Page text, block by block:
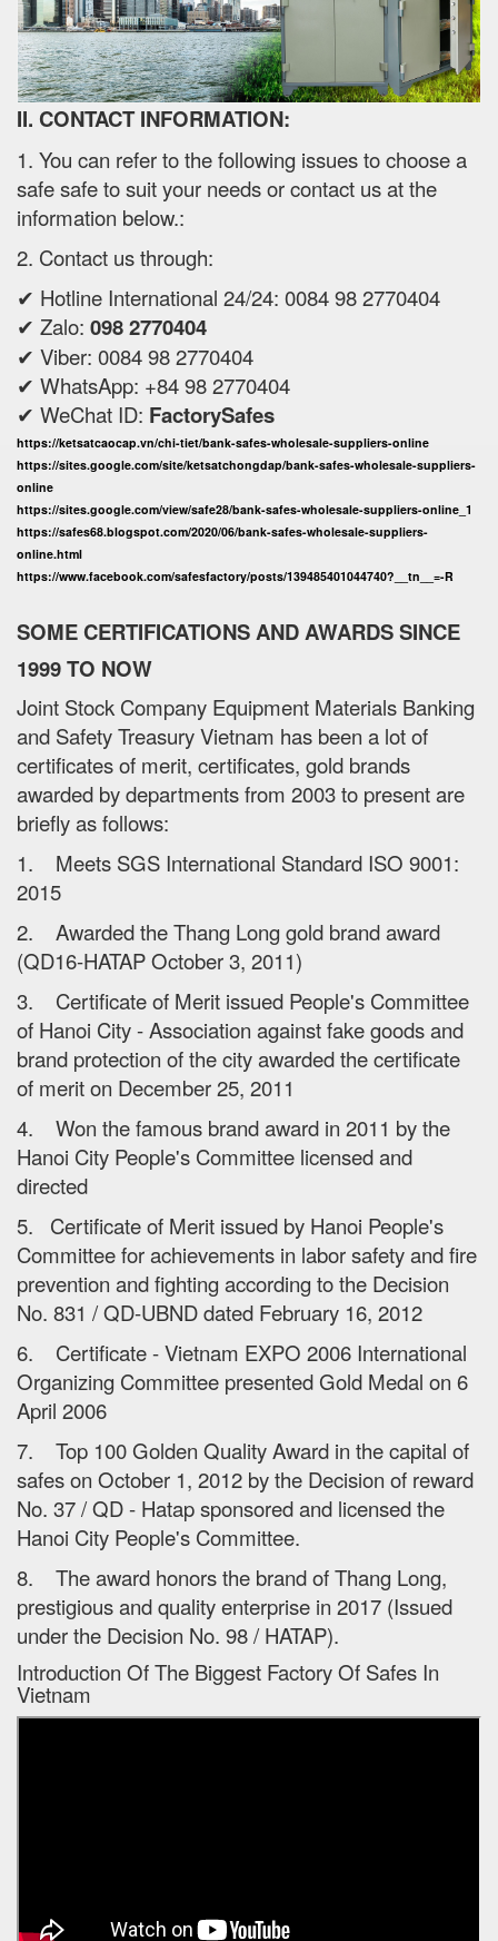
II. CONTACT INFORMATION:
1. You can refer to the following issues to choose a
safe safe to suit your needs or contact us at the
information below.:
2. Contact us through:
✔ Hotline International 24/24: 0084 98 2770404
✔ Zalo: 098 2770404
✔ Viber: 0084 98 2770404
✔ WhatsApp: +84 98 2770404
✔ WeChat ID: FactorySafes
https://ketsatcaocap.vn/chi-tiet/bank-safes-wholesale-suppliers-online
https://sites.google.com/site/ketsatchongdap/bank-safes-wholesale-suppliers-
online
https://sites.google.com/view/safe28/bank-safes-wholesale-suppliers-online_1
https://safes68.blogspot.com/2020/06/bank-safes-wholesale-suppliers-
online.html
https://www.facebook.com/safesfactory/posts/139485401044740?__tn__=-R
SOME CERTIFICATIONS AND AWARDS SINCE
1999 TO NOW
Joint Stock Company Equipment Materials Banking
and Safety Treasury Vietnam has been a lot of
certificates of merit, certificates, gold brands
awarded by departments from 2003 to present are
briefly as follows:
1. Meets SGS International Standard ISO 9001:
2015
2. Awarded the Thang Long gold brand award
(QD16-HATAP October 3, 2011)
3. Certificate of Merit issued People's Committee
of Hanoi City - Association against fake goods and
brand protection of the city awarded the certificate
of merit on December 25, 2011
4. Won the famous brand award in 2011 by the
Hanoi City People's Committee licensed and
directed
5. Certificate of Merit issued by Hanoi People's
Committee for achievements in labor safety and fire
prevention and fighting according to the Decision
No. 831 / QD-UBND dated February 16, 2012
6. Certificate - Vietnam EXPO 2006 International
Organizing Committee presented Gold Medal on 6
April 2006
7. Top 100 Golden Quality Award in the capital of
safes on October 1, 2012 by the Decision of reward
No. 37 / QD - Hatap sponsored and licensed the
Hanoi City People's Committee.
8. The award honors the brand of Thang Long,
prestigious and quality enterprise in 2017 (Issued
under the Decision No. 98 / HATAP).
Introduction Of The Biggest Factory Of Safes In
Vietnam